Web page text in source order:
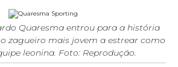
Quaresma entrou para a história
zagueiro mais jovem a estrear como
leonina. Foto: Reprodução.